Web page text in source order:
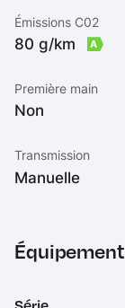
Émissions C02
80 g/km A
Première main
Non
Transmission
Manuelle